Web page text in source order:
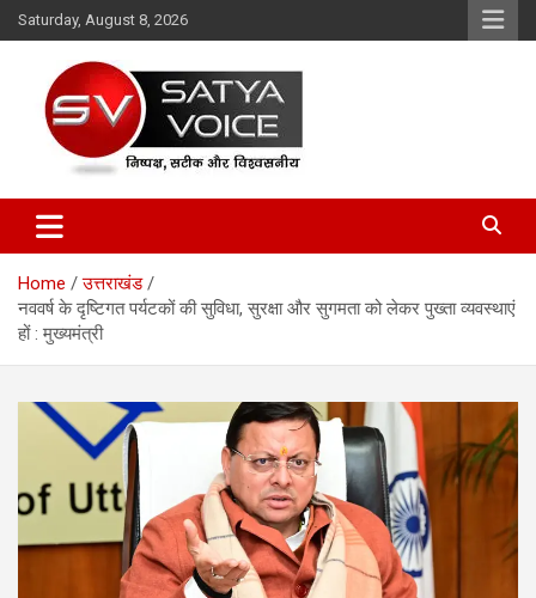
Skip
to
Saturday, August 8, 2026
Satya Voice
Home
उत्तराखंड
नववर्ष के दृष्टिगत पर्यटकों की सुविधा, सुरक्षा और सुगमता को लेकर पुख्ता व्यवस्थाएं
हों : मुख्यमंत्री